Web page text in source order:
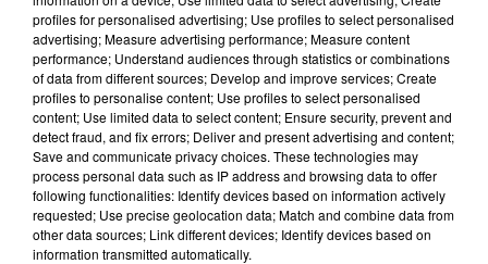
l'adolescente serait"désolée d'avoir causé une
mobilisation importante"-des dizaines de militaires au
sol et dans les airs, avec hélicoptère et équipes
cynophiles pour mener les recherches et investiguer
dans un secteur de plusieurs kilomètres carré
pendant plusieurs jours-. Lisa a été remise à ses
parents, informés de ses déclarations, et fera l'objet
une procédure pour dénonciation d'infraction
imaginaire:"L'enquête nécessitera de réunir les
éléments relatifs à sa personnalité, susceptibles
profiles for personalised advertising; Use profiles to select personalised
advertising; Measure advertising performance; Measure content
performance; Understand audiences through statistics or combinations
of data from different sources; Develop and improve services; Create
profiles to personalise content; Use profiles to select personalised
content; Use limited data to select content; Ensure security, prevent and
detect fraud, and fix errors; Deliver and present advertising and content;
Save and communicate privacy choices. These technologies may
process personal data such as IP address and browsing data to offer
following functionalities: Identify devices based on information actively
requested; Use precise geolocation data; Match and combine data from
other data sources; Link different devices; Identify devices based on
information transmitted automatically.